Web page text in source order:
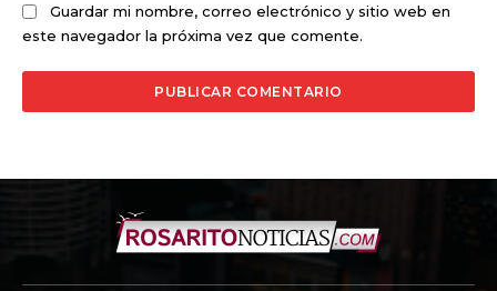
Guardar mi nombre, correo electrónico y sitio web en
este navegador la próxima vez que comente.